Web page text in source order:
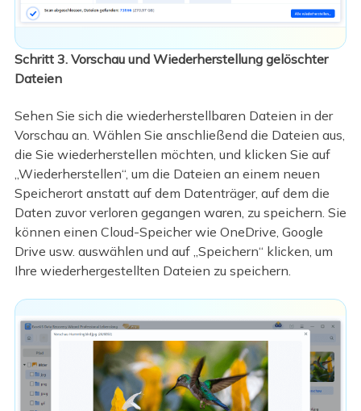
Schritt 3. Vorschau und Wiederherstellung gelöschter
Dateien
Sehen Sie sich die wiederherstellbaren Dateien in der
Vorschau an. Wählen Sie anschließend die Dateien aus,
die Sie wiederherstellen möchten, und klicken Sie auf
„Wiederherstellen“, um die Dateien an einem neuen
Speicherort anstatt auf dem Datenträger, auf dem die
Daten zuvor verloren gegangen waren, zu speichern. Sie
können einen Cloud-Speicher wie OneDrive, Google
Drive usw. auswählen und auf „Speichern“ klicken, um
Ihre wiederhergestellten Dateien zu speichern.